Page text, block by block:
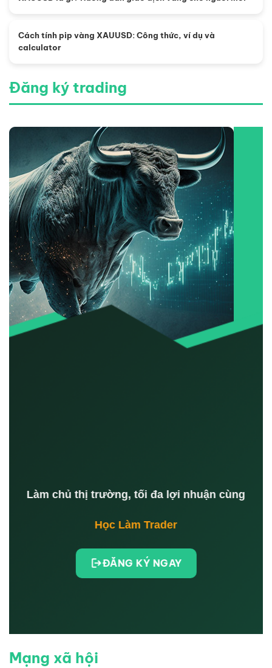
Cách tính pip vàng XAUUSD: Công thức, ví dụ và
calculator
Đăng ký trading
Làm chủ thị trường, tối đa lợi nhuận cùng
Học Làm Trader
ĐĂNG KÝ NGAY
Mạng xã hội